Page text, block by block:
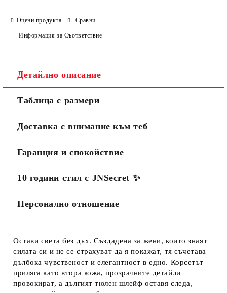
Оцени продукта Сравни
Информация за Съответствие
Детайлно описание
Таблица с размери
Доставка с внимание към теб
Гаранция и спокойствие
10 години стил с JNSecret ✨️
Персонално отношение
Остави света без дъх. Създадена за жени, които знаят
силата си и не се страхуват да я покажат, тя съчетава
дълбока чувственост и елегантност в едно. Корсетът
приляга като втора кожа, прозрачните детайли
провокират, а дългият тюлен шлейф оставя следа,